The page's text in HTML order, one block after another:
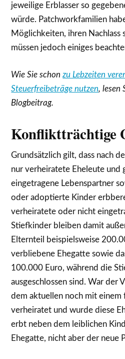
jeweilige Erblasser so
würde. Patchworkfamilien
Möglichkeiten, ihren Nachlass
müssen jedoch einiges
Wie Sie schonzu Lebzeiten
Steuerfreibeträge nutzen, lesen
Blogbeitrag.
Konfliktträchtige
Grundsätzlich gilt, dass nach
nur verheiratete Eheleute und
eingetragene Lebenspartner
oder adoptierte Kinder
verheiratete oder nicht
Stiefkinder bleiben damit
Elternteil beispielsweise
verbliebene Ehegatte sowie
100.000 Euro, während die
ausgeschlossen sind. War der
dem aktuellen noch mit einem
verheiratet und wurde diese
erbt neben dem leiblichen
Ehegatte, nicht aber der neue